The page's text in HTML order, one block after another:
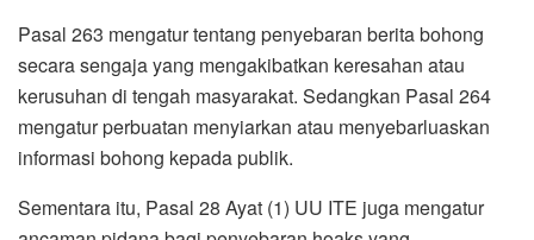
Pasal 263 mengatur tentang penyebaran berita bohong
secara sengaja yang mengakibatkan keresahan atau
kerusuhan di tengah masyarakat. Sedangkan Pasal 264
mengatur perbuatan menyiarkan atau menyebarluaskan
informasi bohong kepada publik.
Sementara itu, Pasal 28 Ayat (1) UU ITE juga mengatur